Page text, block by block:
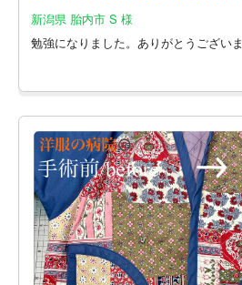
新潟県 胎内市 S 様
勉強になりました。ありがとうござい